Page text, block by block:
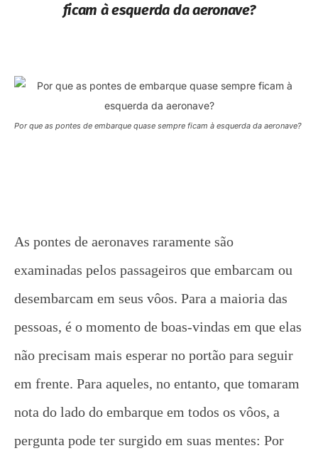
ficam à esquerda da aeronave?
Por que as pontes de embarque quase sempre ficam à esquerda da aeronave?
As pontes de aeronaves raramente são
examinadas pelos passageiros que embarcam ou
desembarcam em seus vôos. Para a maioria das
pessoas, é o momento de boas-vindas em que elas
não precisam mais esperar no portão para seguir
em frente. Para aqueles, no entanto, que tomaram
nota do lado do embarque em todos os vôos, a
pergunta pode ter surgido em suas mentes: Por